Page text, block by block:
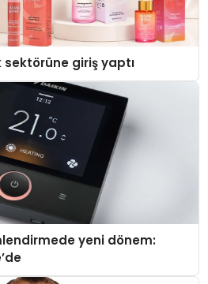
sektörüne giriş yaptı
yeni dönem: